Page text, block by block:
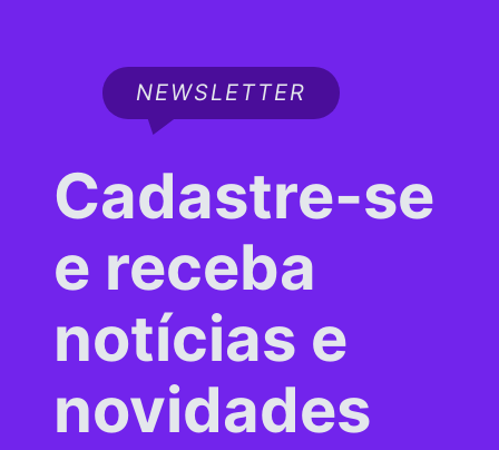
NEWSLETTER
Cadastre-se
e receba
notícias e
novidades